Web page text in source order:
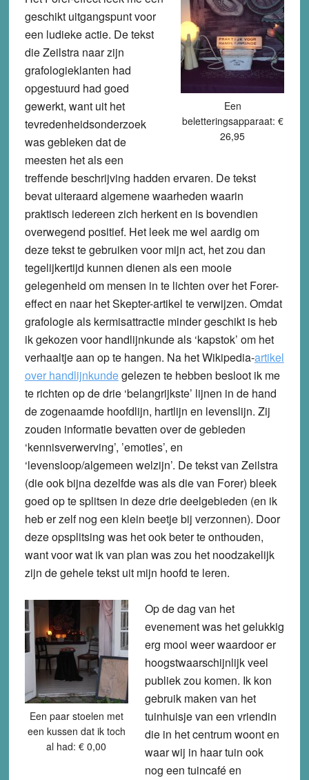
Een
beletteringsapparaat: €
26,95
geschikt uitgangspunt voor
een ludieke actie. De tekst
die Zeilstra naar zijn
grafologieklanten had
opgestuurd had goed
gewerkt, want uit het
tevredenheidsonderzoek
was gebleken dat de
meesten het als een
treffende beschrijving hadden ervaren. De tekst
bevat uiteraard algemene waarheden waarin
praktisch iedereen zich herkent en is bovendien
overwegend positief. Het leek me wel aardig om
deze tekst te gebruiken voor mijn act, het zou dan
tegelijkertijd kunnen dienen als een mooie
gelegenheid om mensen in te lichten over het Forer-
effect en naar het Skepter-artikel te verwijzen. Omdat
grafologie als kermisattractie minder geschikt is heb
ik gekozen voor handlijnkunde als ‘kapstok’ om het
verhaaltje aan op te hangen. Na het Wikipedia-artikel
over handlijnkundegelezen te hebben besloot ik me
te richten op de drie ‘belangrijkste’ lijnen in de hand
de zogenaamde hoofdlijn, hartlijn en levenslijn. Zij
zouden informatie bevatten over de gebieden
‘kennisverwerving’, ’emoties’, en
‘levensloop/algemeen welzijn’. De tekst van Zeilstra
(die ook bijna dezelfde was als die van Forer) bleek
goed op te splitsen in deze drie deelgebieden (en ik
heb er zelf nog een klein beetje bij verzonnen). Door
deze opsplitsing was het ook beter te onthouden,
want voor wat ik van plan was zou het noodzakelijk
zijn de gehele tekst uit mijn hoofd te leren.
Een paar stoelen met
een kussen dat ik toch
al had: € 0,00
Op de dag van het
evenement was het gelukkig
erg mooi weer waardoor er
hoogstwaarschijnlijk veel
publiek zou komen. Ik kon
gebruik maken van het
tuinhuisje van een vriendin
die in het centrum woont en
waar wij in haar tuin ook
nog een tuincafé en